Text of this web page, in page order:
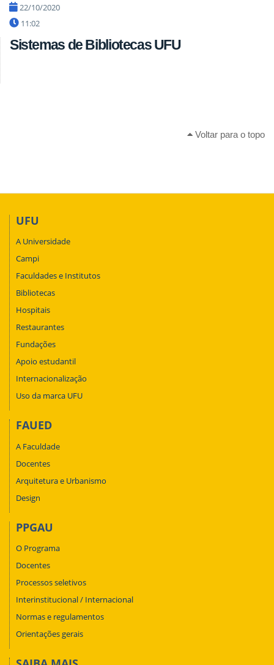
22/10/2020
11:02
Sistemas de Bibliotecas UFU
Voltar para o topo
UFU
A Universidade
Campi
Faculdades e Institutos
Bibliotecas
Hospitais
Restaurantes
Fundações
Apoio estudantil
Internacionalização
Uso da marca UFU
FAUED
A Faculdade
Docentes
Arquitetura e Urbanismo
Design
PPGAU
O Programa
Docentes
Processos seletivos
Interinstitucional / Internacional
Normas e regulamentos
Orientações gerais